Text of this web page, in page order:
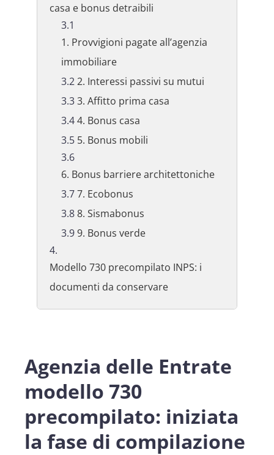
casa e bonus detraibili
1. Provvigioni pagate all’agenzia
immobiliare
2. Interessi passivi su mutui
3. Affitto prima casa
4. Bonus casa
5. Bonus mobili
6. Bonus barriere architettoniche
7. Ecobonus
8. Sismabonus
9. Bonus verde
Modello 730 precompilato INPS: i
documenti da conservare
Agenzia delle Entrate
modello 730
precompilato: iniziata
la fase di compilazione